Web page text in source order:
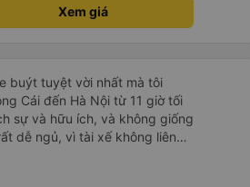
Xem giá
buýt tuyệt vời nhất mà tôi
Cái đến Hà Nội từ 11 giờ tối
sự và hữu ích, và không giống
dễ ngủ, vì tài xế không liên
sáng để kịp đi vệ sinh, và